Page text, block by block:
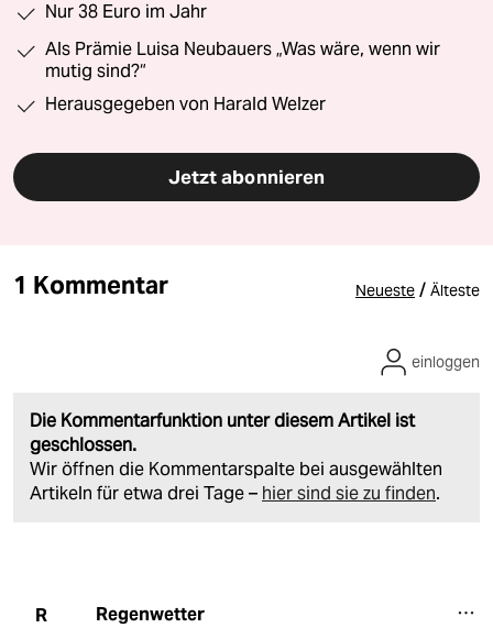
Nur 38 Euro im Jahr
Als Prämie Luisa Neubauers „Was wäre, wenn wir
mutig sind?“
Herausgegeben von Harald Welzer
Jetzt abonnieren
1 Kommentar Neueste / Älteste
Die Kommentarfunktion unter diesem Artikel ist
geschlossen.
Wir öffnen die Kommentarspalte bei ausgewählten
Artikeln für etwa drei Tage – hier sind sie zu finden.
einloggen
R Regenwetter